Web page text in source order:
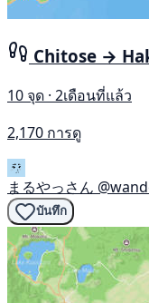
Chitose →
10 จุด · 2เดือนที่แล้ว
2,170 การดู
まるやっさん
บันทึก